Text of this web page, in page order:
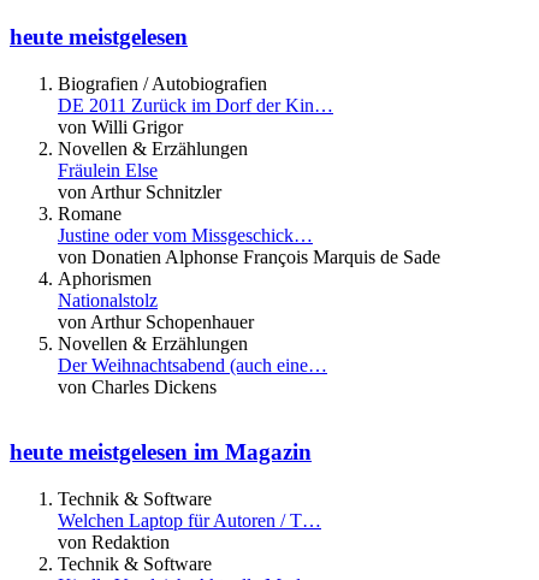
heute meistgelesen
Biografien / Autobiografien
DE 2011 Zurück im Dorf der Kin…
von Willi Grigor
Novellen & Erzählungen
Fräulein Else
von Arthur Schnitzler
Romane
Justine oder vom Missgeschick…
von Donatien Alphonse François Marquis de Sade
Aphorismen
Nationalstolz
von Arthur Schopenhauer
Novellen & Erzählungen
Der Weihnachtsabend (auch eine…
von Charles Dickens
heute meistgelesen im Magazin
Technik & Software
Welchen Laptop für Autoren / T…
von Redaktion
Technik & Software